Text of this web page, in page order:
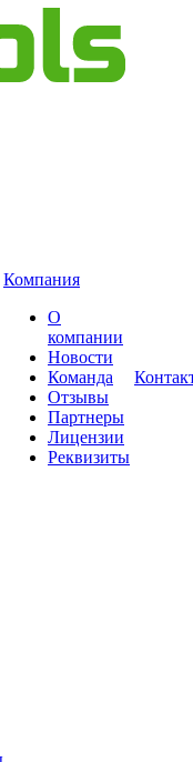
Компания
О
компании
Новости
Команда
Отзывы
Партнеры
Лицензии
Реквизиты